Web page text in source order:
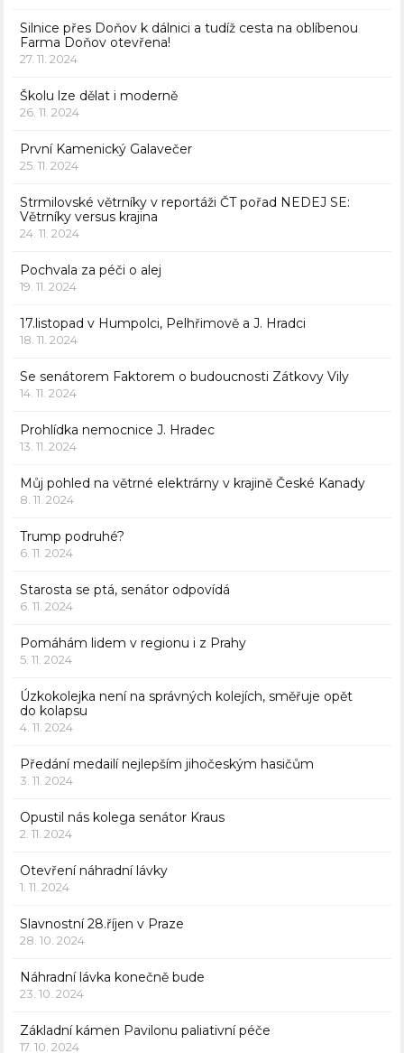
Silnice přes Doňov k dálnici a tudíž cesta na oblíbenou
Farma Doňov otevřena!
27. 11. 2024
Školu lze dělat i moderně
26. 11. 2024
První Kamenický Galavečer
25. 11. 2024
Strmilovské větrníky v reportáži ČT pořad NEDEJ SE:
Větrníky versus krajina
24. 11. 2024
Pochvala za péči o alej
19. 11. 2024
17.listopad v Humpolci, Pelhřimově a J. Hradci
18. 11. 2024
Se senátorem Faktorem o budoucnosti Zátkovy Vily
14. 11. 2024
Prohlídka nemocnice J. Hradec
13. 11. 2024
Můj pohled na větrné elektrárny v krajině České Kanady
8. 11. 2024
Trump podruhé?
6. 11. 2024
Starosta se ptá, senátor odpovídá
6. 11. 2024
Pomáhám lidem v regionu i z Prahy
5. 11. 2024
Úzkokolejka není na správných kolejích, směřuje opět
do kolapsu
4. 11. 2024
Předání medailí nejlepším jihočeským hasičům
3. 11. 2024
Opustil nás kolega senátor Kraus
2. 11. 2024
Otevření náhradní lávky
1. 11. 2024
Slavnostní 28.říjen v Praze
28. 10. 2024
Náhradní lávka konečně bude
23. 10. 2024
Základní kámen Pavilonu paliativní péče
17. 10. 2024